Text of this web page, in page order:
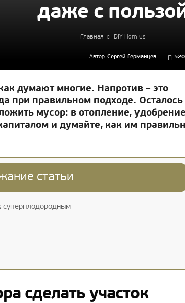
даже с
Главная DIY Homius
Автор Сергей Германцев
думают многие. Напротив – это
при правильном подходе. Осталось
мусор: в отопление, удобрение
и думайте, как им
статьи
суперплодородным
сделать участок